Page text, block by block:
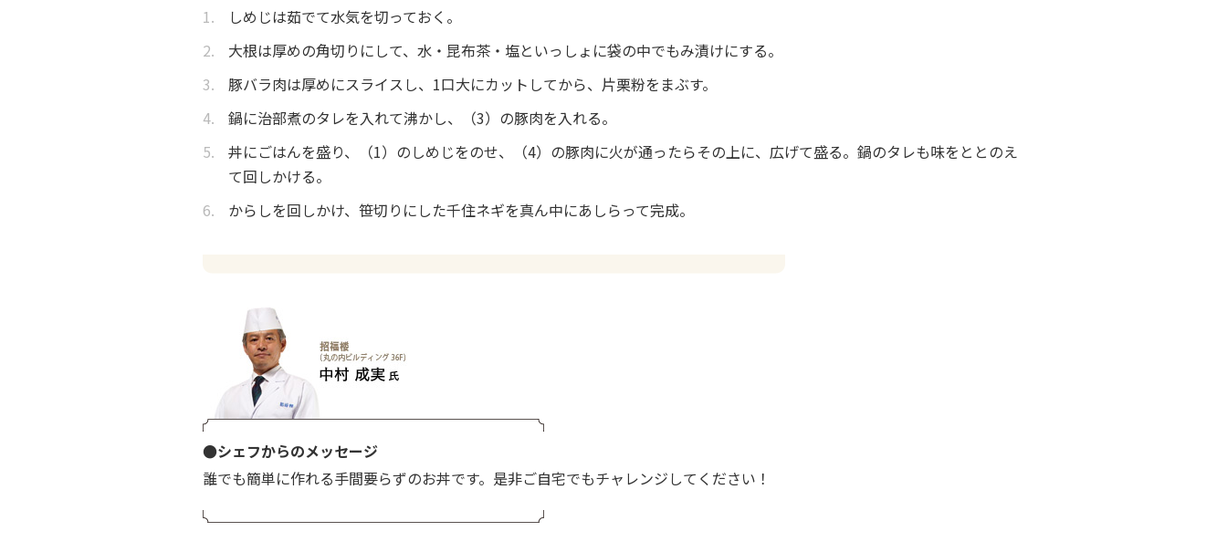
しめじは茹でて水気を切っておく。
大根は厚めの角切りにして、水・昆布茶・塩といっしょに袋の中でもみ漬けにする。
豚バラ肉は厚めにスライスし、1口大にカットしてから、片栗粉をまぶす。
鍋に治部煮のタレを入れて沸かし、（3）の豚肉を入れる。
丼にごはんを盛り、（1）のしめじをのせ、（4）の豚肉に火が通ったらその上に、広げて盛る。鍋のタレも味をととのえ
て回しかける。
からしを回しかけ、笹切りにした千住ネギを真ん中にあしらって完成。
●シェフからのメッセージ
誰でも簡単に作れる手間要らずのお丼です。是非ご自宅でもチャレンジしてください！